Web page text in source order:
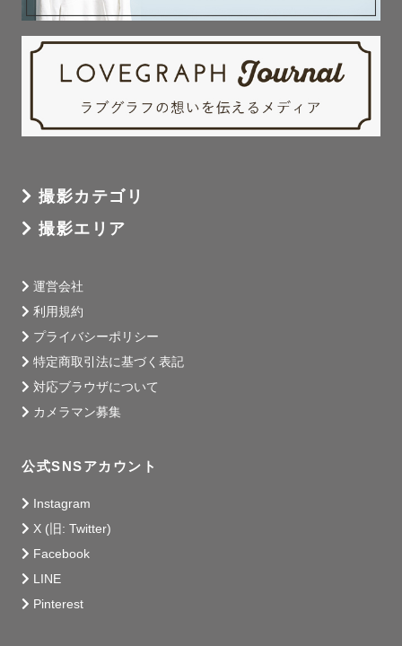
【撮影地毎の交通費】
よくご相談・ご依頼をいただく場所に限り交通費の提示を
させていただいております。
・生石高原（和歌山）　3,000円
・滋賀県内一部　5,000円
・野間灯台（愛知）　5,000円
・千畳敷（和歌山）　4,000円
・淡路島（兵庫県）　10,000円
・伊良湖灯台（愛知）　10,000円
・鳥取砂丘（鳥取）　10,000円
その他撮影地については一度ご相談ください。
す。
※活動範囲内でも一部、交通費の超過をいただく場合がご
ざいます。
撮影カテゴリ
撮影エリア
運営会社
利用規約
プライバシーポリシー
特定商取引法に基づく表記
対応ブラウザについて
カメラマン募集
公式SNSアカウント
Instagram
X (旧: Twitter)
Facebook
LINE
Pinterest